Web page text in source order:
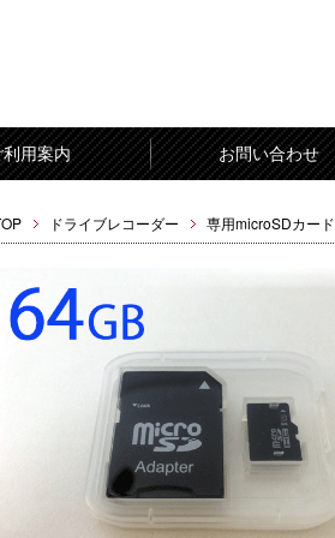
利用案内 お問い合わせ
ドライブレコーダー 専用microSDカード